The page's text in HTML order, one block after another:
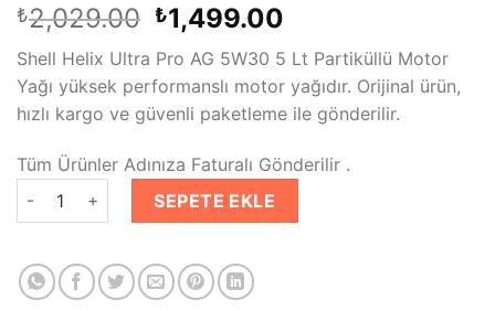
₺2,029.00 Orijinal
fiyat:
₺2,029.00.
₺1,499.00
andaki
fiyat:
₺1,499.00.
Shell Helix Ultra Pro AG 5W30 5 Lt Partiküllü Motor
Yağı yüksek performanslı motor yağıdır. Orijinal ürün,
hızlı kargo ve güvenli paketleme ile gönderilir.
Tüm Ürünler Adınıza Faturalı Gönderilir .
Shell Helix Ultra Pro AG 5W30 5 Lt Partiküllü Motor Yağı adet
SEPETE EKLE